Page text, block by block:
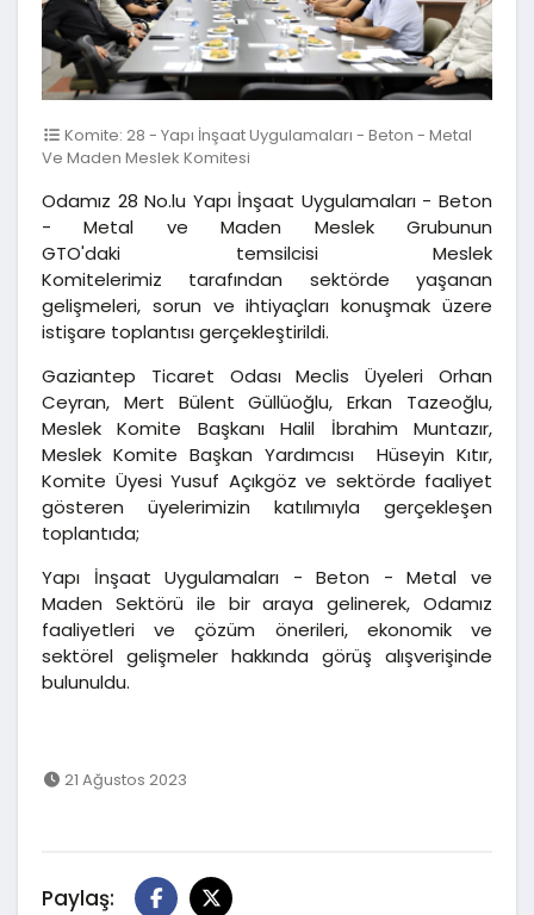
Komite: 28 - Yapı İnşaat Uygulamaları - Beton - Metal
Ve Maden Meslek Komitesi
Odamız 28 No.lu Yapı İnşaat Uygulamaları - Beton
- Metal ve Maden Meslek Grubunun
GTO'daki temsilcisi Meslek
Komitelerimiz tarafından sektörde yaşanan
gelişmeleri, sorun ve ihtiyaçları konuşmak üzere
istişare toplantısı gerçekleştirildi.
Gaziantep Ticaret Odası Meclis Üyeleri Orhan
Ceyran, Mert Bülent Güllüoğlu, Erkan Tazeoğlu,
Meslek Komite Başkanı Halil İbrahim Muntazır,
Meslek Komite Başkan Yardımcısı Hüseyin Kıtır,
Komite Üyesi Yusuf Açıkgöz ve sektörde faaliyet
gösteren üyelerimizin katılımıyla gerçekleşen
toplantıda;
Yapı İnşaat Uygulamaları - Beton - Metal ve
Maden Sektörü ile bir araya gelinerek, Odamız
faaliyetleri ve çözüm önerileri, ekonomik ve
sektörel gelişmeler hakkında görüş alışverişinde
bulunuldu.
21 Ağustos 2023
Paylaş: